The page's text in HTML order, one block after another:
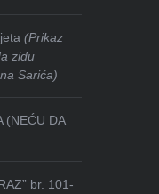
(Prikaz
zidu
Sarića)
(NEĆU DA
br. 101-